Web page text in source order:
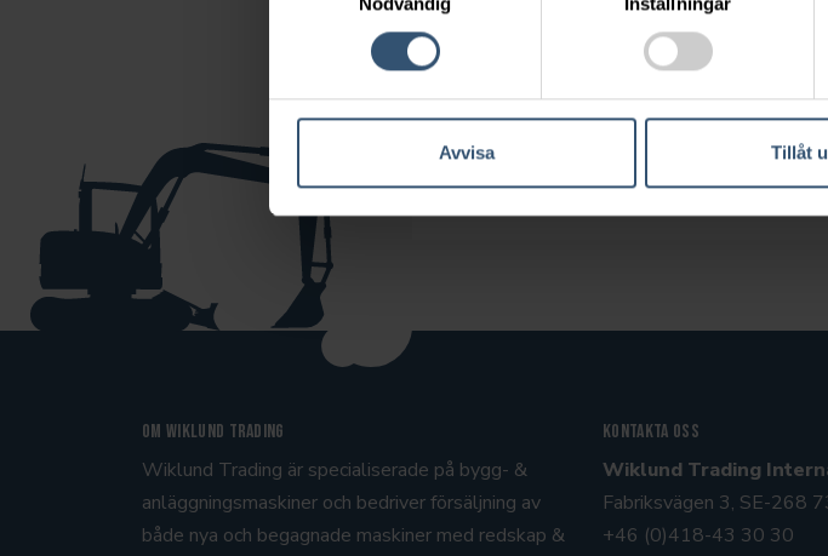
Avvisa Tillåt
Vill ni ta del av vårt nyhetsbrev? Vänligen
Om Wiklund Trading
Wiklund Trading är specialiserade på bygg- &
anläggningsmaskiner och bedriver försäljning av
både nya och begagnade maskiner med redskap &
Kontakta oss
Wiklund Trading
Fabriksvägen 3, SE-268
+46 (0)418-43 30 30